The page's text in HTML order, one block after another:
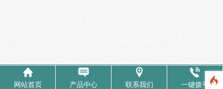
网站首页 产品中心 联系我们 一键拨号